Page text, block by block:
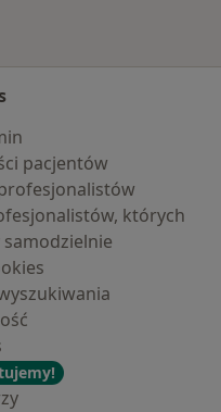
pacjentów
których